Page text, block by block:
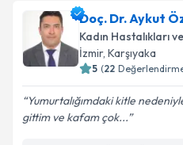
Doç. Dr. Aşkın Doğan
oluşturun. Size bu
takvim hazırlandığında
Doç. Dr. Aykut
Kadın Hastalıkları
İzmir, Karşıyaka
5 (22
Yumurtalığımdaki kitle
gittim ve kafam çok...